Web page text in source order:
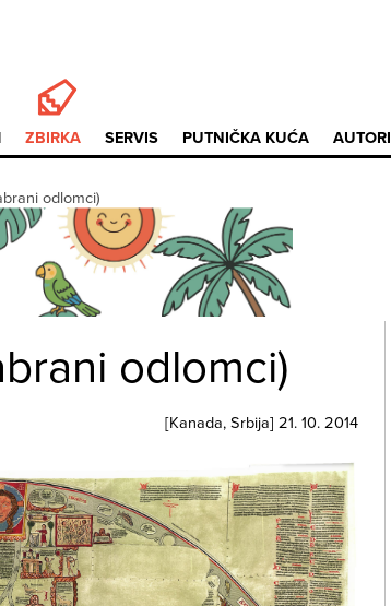
ZBIRKA SERVIS PUTNIČKA KUĆA AUTORI
odlomci)
odlomci)
[Kanada, Srbija] 21. 10. 2014